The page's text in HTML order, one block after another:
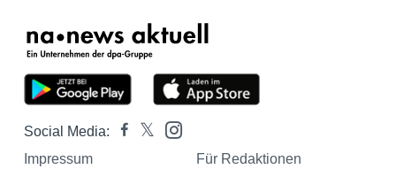
Social Media:
Impressum
Für Redaktionen